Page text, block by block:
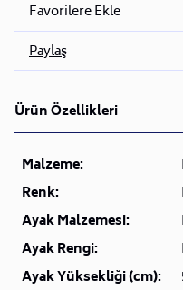
Favorilere Ekle
Paylaş
Ürün Özellikleri
Malzeme:
Renk:
Ayak Malzemesi:
Ayak Rengi:
Ayak Yüksekliği (cm):